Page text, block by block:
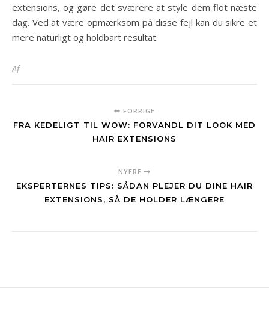
extensions, og gøre det sværere at style dem flot næste
dag. Ved at være opmærksom på disse fejl kan du sikre et
mere naturligt og holdbart resultat.
Af
FORRIGE
FRA KEDELIGT TIL WOW: FORVANDL DIT LOOK MED
HAIR EXTENSIONS
NYERE
EKSPERTERNES TIPS: SÅDAN PLEJER DU DINE HAIR
EXTENSIONS, SÅ DE HOLDER LÆNGERE